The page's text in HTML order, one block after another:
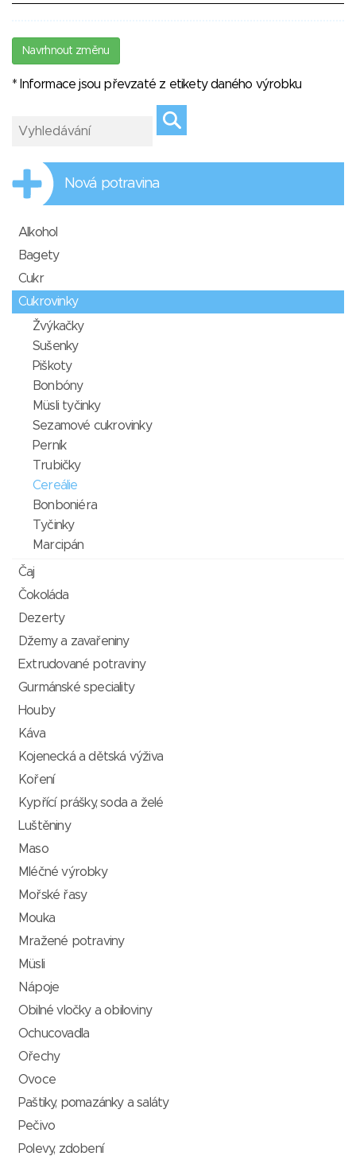
Navrhnout změnu
* Informace jsou převzaté z etikety daného výrobku
Nová potravina
Alkohol
Bagety
Cukr
Cukrovinky
Žvýkačky
Sušenky
Piškoty
Bonbóny
Müsli tyčinky
Sezamové cukrovinky
Perník
Trubičky
Cereálie
Bonboniéra
Tyčinky
Marcipán
Čaj
Čokoláda
Dezerty
Džemy a zavařeniny
Extrudované potraviny
Gurmánské speciality
Houby
Káva
Kojenecká a dětská výživa
Koření
Kypřící prášky, soda a želé
Luštěniny
Maso
Mléčné výrobky
Mořské řasy
Mouka
Mražené potraviny
Müsli
Nápoje
Obilné vločky a obiloviny
Ochucovadla
Ořechy
Ovoce
Paštiky, pomazánky a saláty
Pečivo
Polevy, zdobení